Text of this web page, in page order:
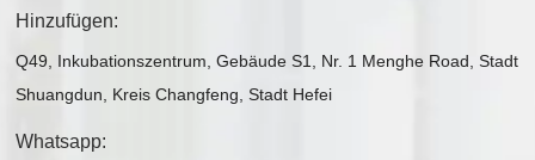
Hinzufügen:
Q49, Inkubationszentrum, Gebäude S1, Nr. 1 Menghe Road, Stadt
Shuangdun, Kreis Changfeng, Stadt Hefei
Whatsapp: